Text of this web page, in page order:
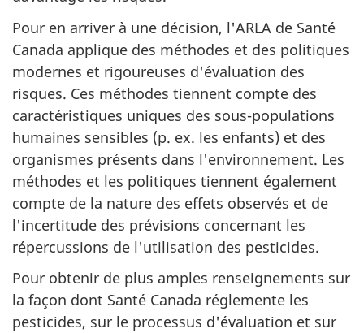
Pour en arriver à une décision, l'ARLA de Santé
Canada applique des méthodes et des politiques
modernes et rigoureuses d'évaluation des
risques. Ces méthodes tiennent compte des
caractéristiques uniques des sous-populations
humaines sensibles (p. ex. les enfants) et des
organismes présents dans l'environnement. Les
méthodes et les politiques tiennent également
compte de la nature des effets observés et de
l'incertitude des prévisions concernant les
répercussions de l'utilisation des pesticides.
Pour obtenir de plus amples renseignements sur
la façon dont Santé Canada réglemente les
pesticides, sur le processus d'évaluation et sur